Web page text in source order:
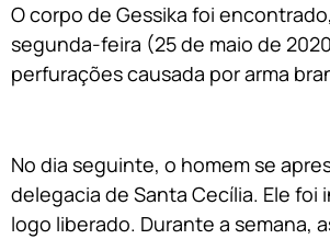
O corpo de Gessika foi
segunda-feira (25 de maio de
perfurações causada por arma
No dia seguinte, o homem se
delegacia de Santa Cecília. Ele foi
logo liberado. Durante a semana,